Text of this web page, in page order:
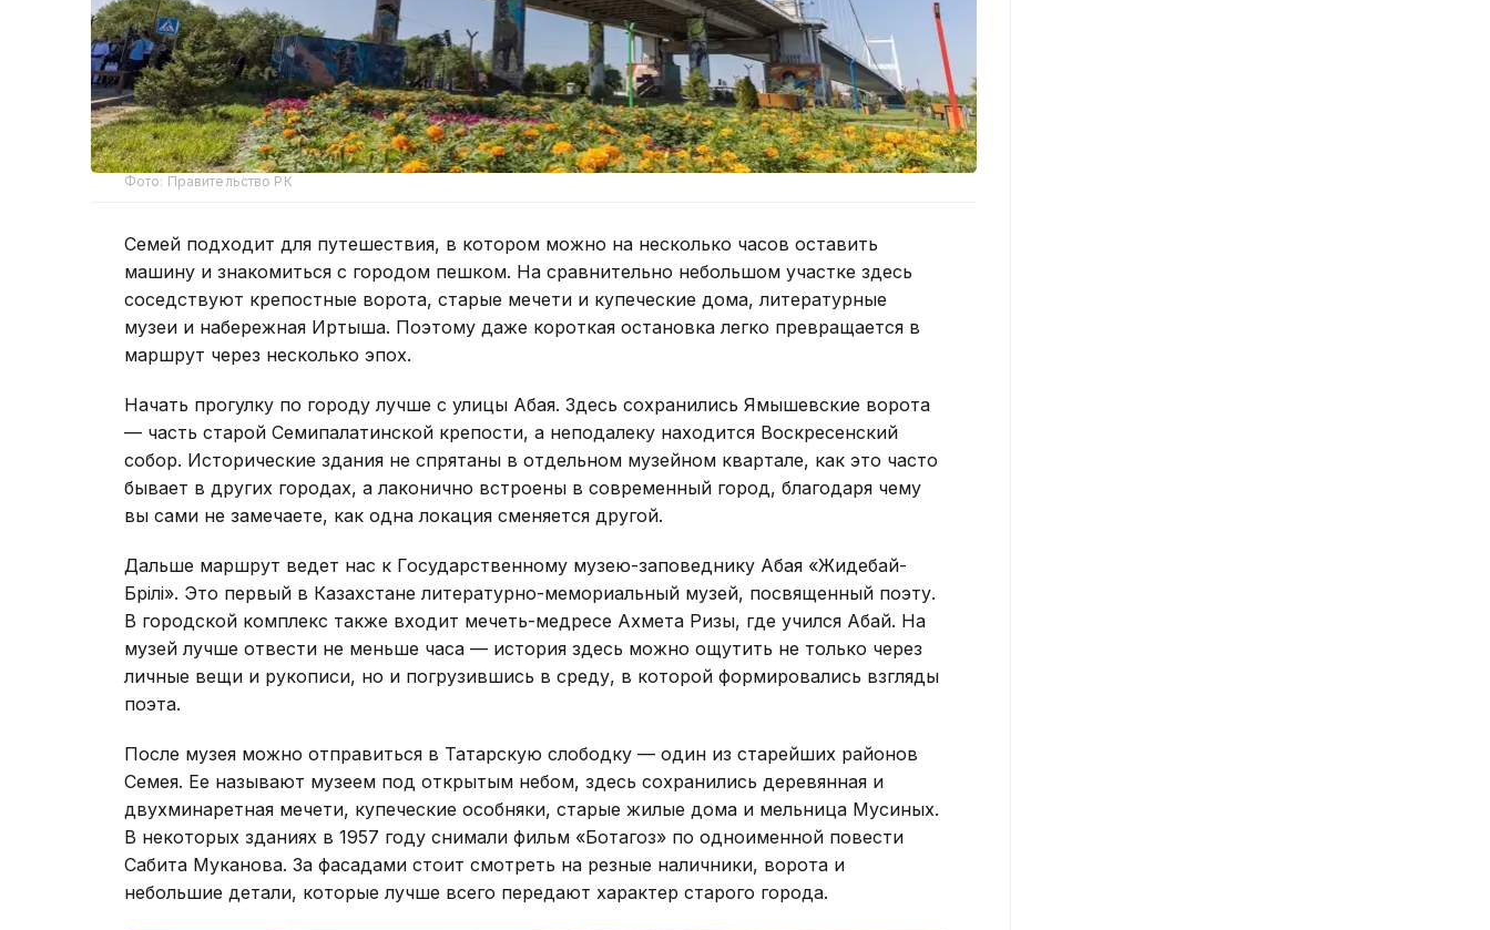
Фото: Правительство РК
Семей подходит для путешествия, в котором можно на несколько часов оставить
машину и знакомиться с городом пешком. На сравнительно небольшом участке здесь
соседствуют крепостные ворота, старые мечети и купеческие дома, литературные
музеи и набережная Иртыша. Поэтому даже короткая остановка легко превращается в
маршрут через несколько эпох.
Начать прогулку по городу лучше с улицы Абая. Здесь сохранились Ямышевские ворота
— часть старой Семипалатинской крепости, а неподалеку находится Воскресенский
собор. Исторические здания не спрятаны в отдельном музейном квартале, как это часто
бывает в других городах, а лаконично встроены в современный город, благодаря чему
вы сами не замечаете, как одна локация сменяется другой.
Дальше маршрут ведет нас к Государственному музею-заповеднику Абая «Жидебай-
Бөрілі». Это первый в Казахстане литературно-мемориальный музей, посвященный поэту.
В городской комплекс также входит мечеть-медресе Ахмета Ризы, где учился Абай. На
музей лучше отвести не меньше часа — история здесь можно ощутить не только через
личные вещи и рукописи, но и погрузившись в среду, в которой формировались взгляды
поэта.
После музея можно отправиться в Татарскую слободку — один из старейших районов
Семея. Ее называют музеем под открытым небом, здесь сохранились деревянная и
двухминаретная мечети, купеческие особняки, старые жилые дома и мельница Мусиных.
В некоторых зданиях в 1957 году снимали фильм «Ботагоз» по одноименной повести
Сабита Муканова. За фасадами стоит смотреть на резные наличники, ворота и
небольшие детали, которые лучше всего передают характер старого города.